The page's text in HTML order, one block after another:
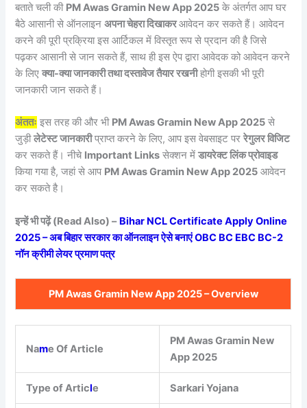
बताते चली की PM Awas Gramin New App 2025 के अंतर्गत आप घर
बैठे आसानी से ऑनलाइनअपना चेहरा दिखाकरआवेदन कर सकते हैं। आवेदन
करने की पूरी प्रक्रिया इस आर्टिकल में विस्तृत रूप से प्रदान की है जिसे
पढ़कर आसानी से जान सकते हैं, साथ ही इस ऐप द्वारा आवेदक को आवेदन करने
के लिएक्या-क्या जानकारी तथा दस्तावेज तैयार रखनीहोगी इसकी भी पूरी
जानकारी जान सकते हैं।
अंततः इस तरह की और भी PM Awas Gramin New App 2025 से
जुड़ीलेटेस्ट जानकारीप्राप्त करने के लिए, आप इस वेबसाइट पररेगुलर विजिट
कर सकते हैं। नीचे Important Links सेक्शन मेंडायरेक्ट लिंक प्रोवाइड
किया गया है, जहां से आप PM Awas Gramin New App 2025 आवेदन
कर सकते है।
इन्हें भी पढ़ें (Read Also) – Bihar NCL Certificate Apply Online
2025 – अब बिहार सरकार का ऑनलाइन ऐसे बनाएं OBC BC EBC BC-2
नॉन क्रीमी लेयर प्रमाण पत्र
PM Awas Gramin New App 2025 – Overview
Name Of Article
PM Awas Gramin New
App 2025
Type of Article Sarkari Yojana